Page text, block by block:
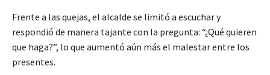
Frente a las quejas, el alcalde se limitó a escuchar y
respondió de manera tajante con la pregunta: “¿Qué quieren
que haga?”, lo que aumentó aún más el malestar entre los
presentes.